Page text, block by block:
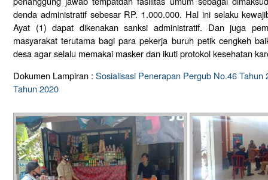
denda administratif sebesar RP. 1.000.000. Hal ini selaku
Ayat (1) dapat dikenakan sanksi administratif. Dan juga
masyarakat terutama bagi para pekerja buruh petik cengkeh
desa agar selalu memakai masker dan ikuti protokol kesehatan
Dokumen Lampiran : Sosialisasi Penerapan Pergub No.46
Tahun 2020